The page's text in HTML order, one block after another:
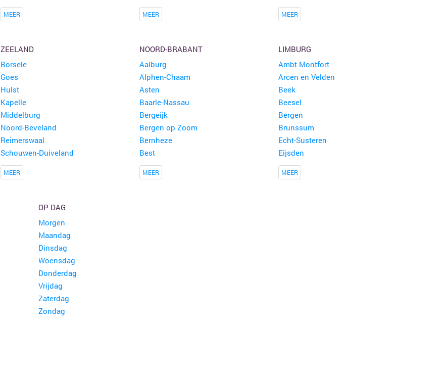
MEER MEER MEER
ZEELAND
Borsele
Goes
Hulst
Kapelle
Middelburg
Noord-Beveland
Reimerswaal
Schouwen-Duiveland
MEER
NOORD-BRABANT
Aalburg
Alphen-Chaam
Asten
Baarle-Nassau
Bergeijk
Bergen op Zoom
Bernheze
Best
MEER
LIMBURG
Ambt Montfort
Arcen en Velden
Beek
Beesel
Bergen
Brunssum
Echt-Susteren
Eijsden
MEER
OP DAG
Morgen
Maandag
Dinsdag
Woensdag
Donderdag
Vrijdag
Zaterdag
Zondag